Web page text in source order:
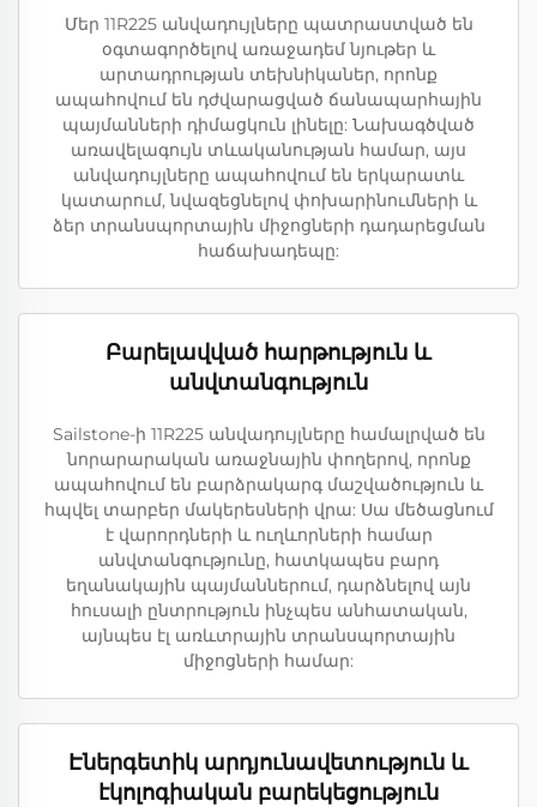
Մեր 11R225 անվադույլները պատրաստված են
օգտագործելով առաջադեմ նյութեր և
արտադրության տեխնիկաներ, որոնք
ապահովում են դժվարացված ճանապարհային
պայմանների դիմացկուն լինելը: Նախագծված
առավելագույն տևականության համար, այս
անվադույլները ապահովում են երկարատև
կատարում, նվազեցնելով փոխարինումների և
ձեր տրանսպորտային միջոցների դադարեցման
հաճախադեպը:
Բարելավված հարթություն և
անվտանգություն
Sailstone-ի 11R225 անվադույլները համալրված են
նորարարական առաջնային փողերով, որոնք
ապահովում են բարձրակարգ մաշվածություն և
հպվել տարբեր մակերեսների վրա: Սա մեծացնում
է վարորդների և ուղևորների համար
անվտանգությունը, հատկապես բարդ
եղանակային պայմաններում, դարձնելով այն
հուսալի ընտրություն ինչպես անհատական,
այնպես էլ առևտրային տրանսպորտային
միջոցների համար:
Էներգետիկ արդյունավետություն և
էկոլոգիական բարեկեցություն